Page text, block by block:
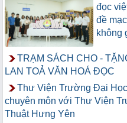
đọc
đề
không
TRẠM SÁCH CHO -
LAN TOẢ VĂN HOÁ ĐỌC
Thư Viện Trường Đại
chuyên môn với Thư Viện
Thuật Hưng Yên